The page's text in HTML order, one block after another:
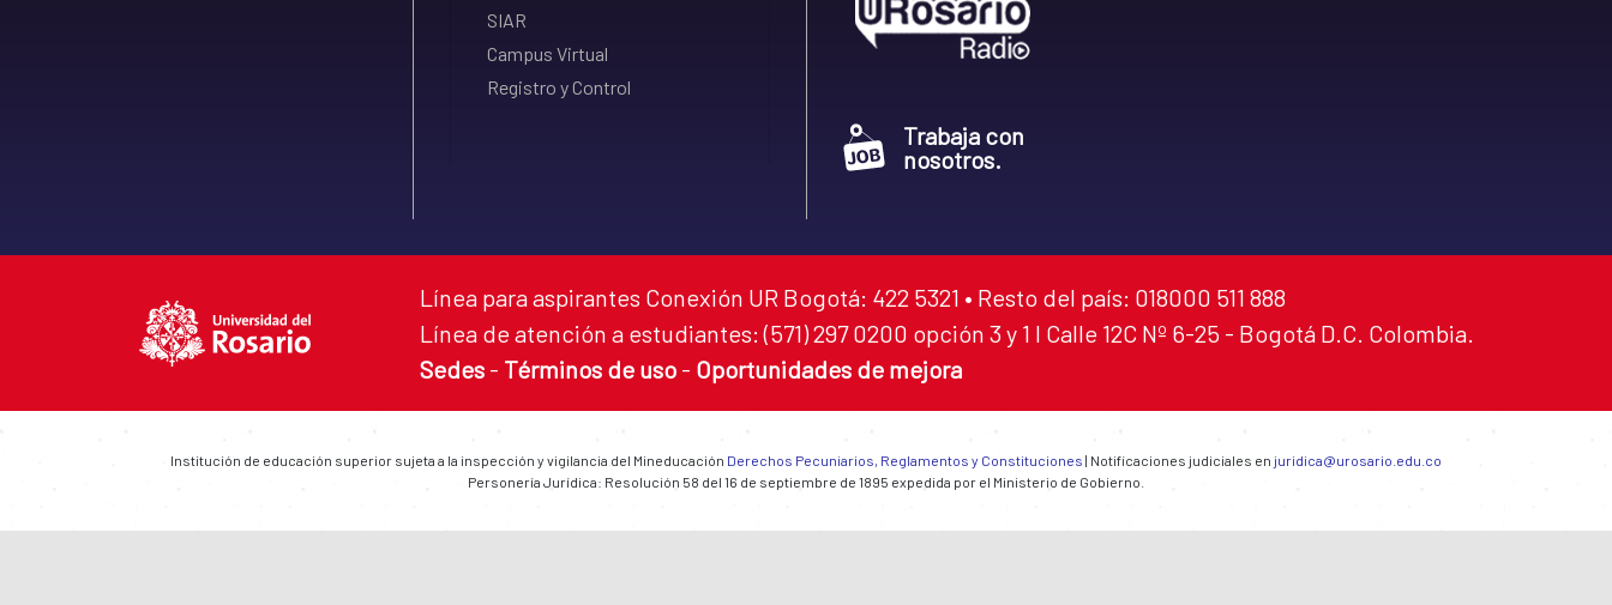
SIAR
Campus Virtual
Registro y Control
Trabaja con
nosotros.
Línea para aspirantes Conexión UR Bogotá: 422 5321 • Resto del país: 018000 511 888
Línea de atención a estudiantes: (571) 297 0200 opción 3 y 1 I Calle 12C Nº 6-25 - Bogotá D.C. Colombia.
Sedes - Términos de uso - Oportunidades de mejora
Institución de educación superior sujeta a la inspección y vigilancia del Mineducación Derechos Pecuniarios, Reglamentos y Constituciones | Notificaciones judiciales en juridica@urosario.edu.co
Personería Jurídica: Resolución 58 del 16 de septiembre de 1895 expedida por el Ministerio de Gobierno.